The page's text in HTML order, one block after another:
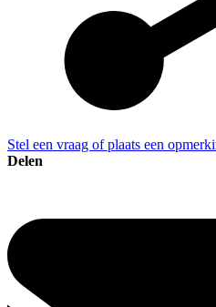
Stel een vraag of plaats een
Delen